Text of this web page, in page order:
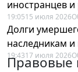
иностранцев и
19:0515 июля 2026
Долги
наследникам
19:4317 июля 2026
Правовые